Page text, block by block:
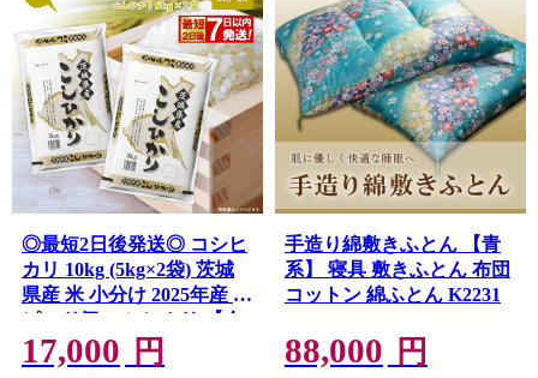
◎最短2日後発送◎ コシヒ
カリ 10kg (5kg×2袋) 茨城
県産 米 小分け 2025年産 ス
ピード便 コシヒカリ 【令
和7年産/白米】 K2654
17,000 円
手造り綿敷きふとん 【青
系】 寝具 敷きふとん 布団
コットン 綿ふとん K2231
88,000 円